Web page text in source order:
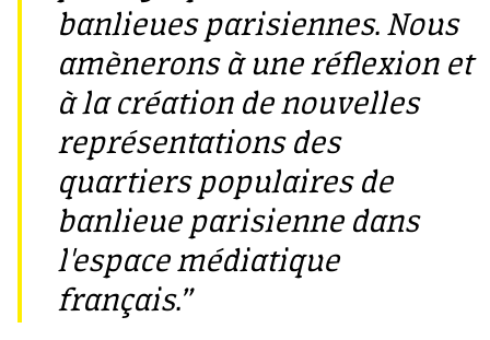
banlieues parisiennes. Nous
amènerons à une réflexion et
à la création de nouvelles
représentations des
quartiers populaires de
banlieue parisienne dans
l'espace médiatique
français.”